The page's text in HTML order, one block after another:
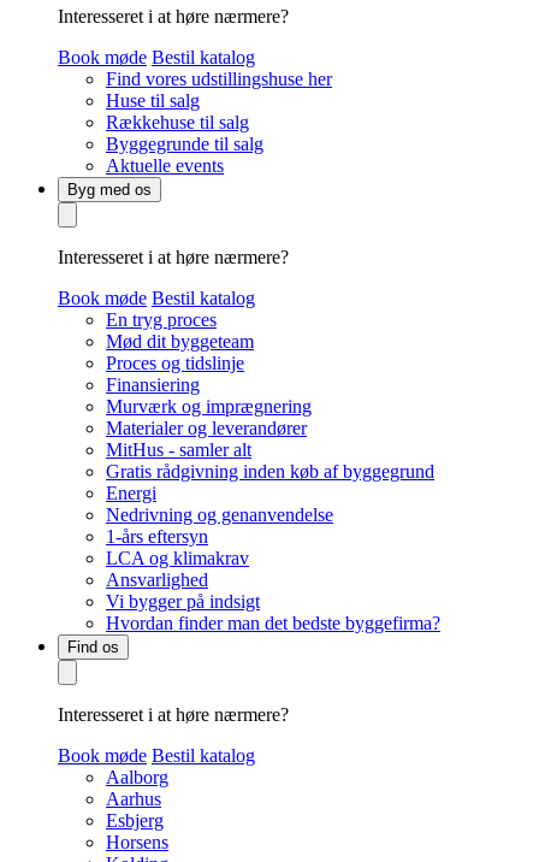
Interesseret i at høre nærmere?
Book møde Bestil katalog
Find vores udstillingshuse her
Huse til salg
Rækkehuse til salg
Byggegrunde til salg
Aktuelle events
Byg med os
Interesseret i at høre nærmere?
Book møde Bestil katalog
En tryg proces
Mød dit byggeteam
Proces og tidslinje
Finansiering
Murværk og imprægnering
Materialer og leverandører
MitHus - samler alt
Gratis rådgivning inden køb af byggegrund
Energi
Nedrivning og genanvendelse
1-års eftersyn
LCA og klimakrav
Ansvarlighed
Vi bygger på indsigt
Hvordan finder man det bedste byggefirma?
Find os
Interesseret i at høre nærmere?
Book møde Bestil katalog
Aalborg
Aarhus
Esbjerg
Horsens